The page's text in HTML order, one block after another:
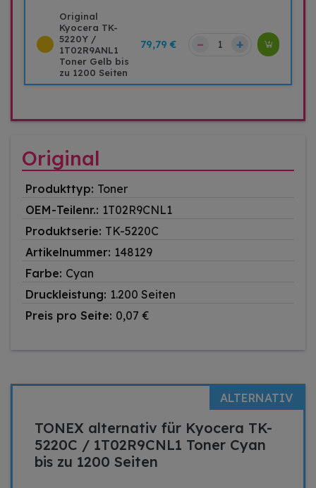
Original
Kyocera TK-
5220Y /
1T02R9ANL1
Toner Gelb bis
zu 1200 Seiten
79,79 € – +
Original
Produkttyp: Toner
OEM-Teilenr.: 1T02R9CNL1
Produktserie: TK-5220C
Artikelnummer: 148129
Farbe: Cyan
Druckleistung: 1.200 Seiten
Preis pro Seite: 0,07 €
ALTERNATIV
TONEX alternativ für Kyocera TK-
5220C / 1T02R9CNL1 Toner Cyan
bis zu 1200 Seiten